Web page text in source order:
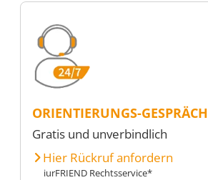
ORIENTIERUNGS-GESPRÄCH
Gratis und unverbindlich
Hier Rückruf anfordern
iurFRIEND Rechtsservice*